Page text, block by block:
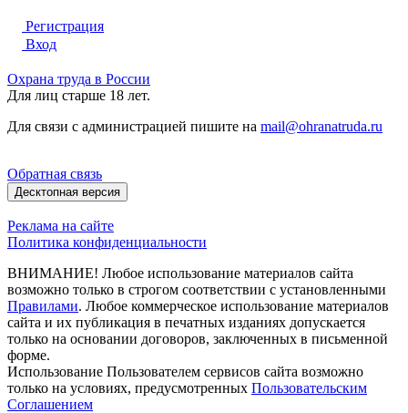
Регистрация
Вход
Охрана труда в России
Для лиц старше 18 лет.
Для связи с администрацией пишите на mail@ohranatruda.ru
Обратная связь
Десктопная версия
Реклама на сайте
Политика конфиденциальности
ВНИМАНИЕ! Любое использование материалов сайта
возможно только в строгом соответствии с установленными
Правилами. Любое коммерческое использование материалов
сайта и их публикация в печатных изданиях допускается
только на основании договоров, заключенных в письменной
форме.
Использование Пользователем сервисов сайта возможно
только на условиях, предусмотренных Пользовательским
Соглашением